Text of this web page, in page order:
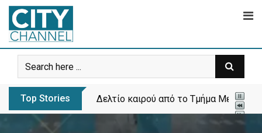
Skip
content
Top Stories Δελτίο καιρού από το Τμήμα